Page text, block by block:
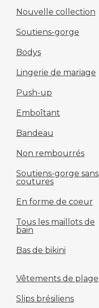
Nouvelle collection
Soutiens-gorge
Bodys
Lingerie de mariage
Push-up
Emboîtant
Bandeau
Non rembourrés
Soutiens-gorge sans
coutures
En forme de coeur
Tous les maillots de
bain
Bas de bikini
Vêtements de plage
Slips brésiliens